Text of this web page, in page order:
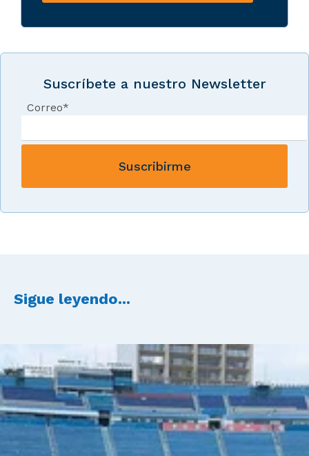
Suscríbete a nuestro Newsletter
Correo*
Sigue leyendo...